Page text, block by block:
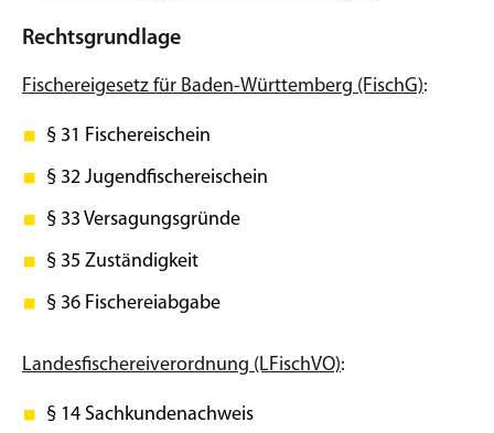
Rechtsgrundlage
Fischereigesetz für Baden-Württemberg (FischG):
§ 31 Fischereischein
§ 32 Jugendfischereischein
§ 33 Versagungsgründe
§ 35 Zuständigkeit
§ 36 Fischereiabgabe
Landesfischereiverordnung (LFischVO):
§ 14Sachkundenachweis